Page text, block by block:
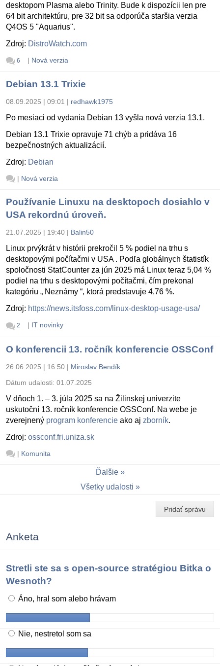
desktopom Plasma alebo Trinity. Bude k dispozícii len pre
64 bit architektúru, pre 32 bit sa odporúča staršia verzia
Q4OS 5 "Aquarius".
Zdroj: DistroWatch.com
6 | Nová verzia
Debian 13.1 Trixie
08.09.2025 | 09:01 | redhawk1975
Po mesiaci od vydania Debian 13 vyšla nová verzia 13.1.
Debian 13.1 Trixie opravuje 71 chýb a pridáva 16
bezpečnostných aktualizácií.
Zdroj: Debian
| Nová verzia
Používanie Linuxu na desktopoch dosiahlo v
USA rekordnú úroveň.
21.07.2025 | 19:40 | Balin50
Linux prvýkrát v histórii prekročil 5 % podiel na trhu s
desktopovými počítačmi v USA . Podľa globálnych štatistík
spoločnosti StatCounter za jún 2025 má Linux teraz 5,04 %
podiel na trhu s desktopovými počítačmi, čím prekonal
kategóriu „ Neznámy “, ktorá predstavuje 4,76 %.
Zdroj: https://news.itsfoss.com/linux-desktop-usage-usa/
2 | IT novinky
O konferencii 13. ročník konferencie OSSConf
26.06.2025 | 16:50 | Miroslav Bendík
Dátum udalosti: 01.07.2025
V dňoch 1. – 3. júla 2025 sa na Žilinskej univerzite
uskutoční 13. ročník konferencie OSSConf. Na webe je
zverejnený program konferencie ako aj zborník.
Zdroj: ossconf.fri.uniza.sk
| Komunita
Ďalšie
Všetky udalosti
Pridať správu
Anketa
Stretli ste sa s open-source stratégiou Bitka o
Wesnoth?
Áno, hral som alebo hrávam
Nie, nestretol som sa